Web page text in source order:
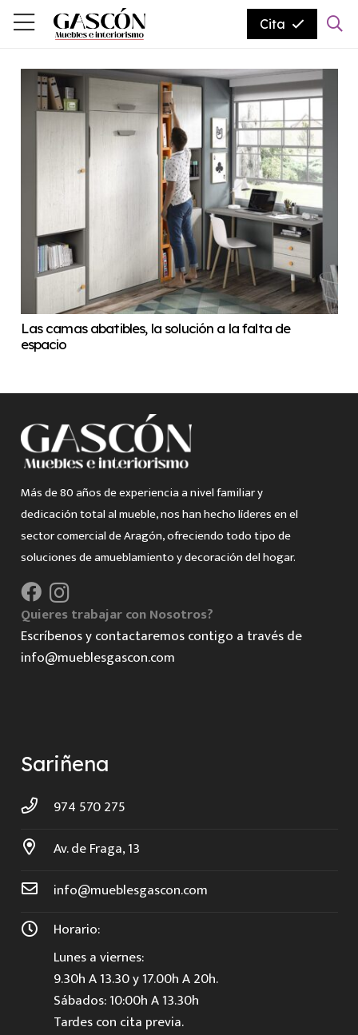
Cita
Las camas abatibles, la solución a la falta de
espacio
Más de 80 años de experiencia a nivel familiar y
dedicación total al mueble, nos han hecho líderes en el
sector comercial de Aragón, ofreciendo todo tipo de
soluciones de amueblamiento y decoración del hogar.
Quieres trabajar con Nosotros?
Escríbenos y contactaremos contigo a través de
info@mueblesgascon.com
Sariñena
974 570 275
Av. de Fraga, 13
info@mueblesgascon.com
Horario:
Lunes a viernes:
9.30h A 13.30 y 17.00h A 20h.
Sábados: 10:00h A 13.30h
Tardes con cita previa.